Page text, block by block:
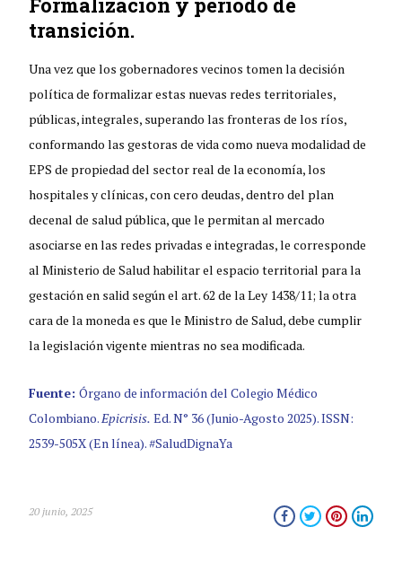
Formalización y período de
transición.
Una vez que los gobernadores vecinos tomen la decisión
política de formalizar estas nuevas redes territoriales,
públicas, integrales, superando las fronteras de los ríos,
conformando las gestoras de vida como nueva modalidad de
EPS de propiedad del sector real de la economía, los
hospitales y clínicas, con cero deudas, dentro del plan
decenal de salud pública, que le permitan al mercado
asociarse en las redes privadas e integradas, le corresponde
al Ministerio de Salud habilitar el espacio territorial para la
gestación en salid según el art. 62 de la Ley 1438/11; la otra
cara de la moneda es que le Ministro de Salud, debe cumplir
la legislación vigente mientras no sea modificada.
Fuente:Órgano de información del Colegio Médico
Colombiano.Epicrisis. Ed. N° 36 (Junio-Agosto 2025). ISSN:
2539-505X (En línea). #SaludDignaYa
20 junio, 2025